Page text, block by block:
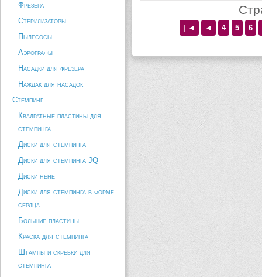
Фрезера
Стерилизаторы
Пылесосы
Аэрографы
Насадки для фрезера
Наждак для насадок
Стемпинг
Квадратные пластины для
стемпинга
Диски для стемпинга
Диски для стемпинга JQ
Диски hehe
Диски для стемпинга в форме
сердца
Большие пластины
Краска для стемпинга
Штампы и скребки для
стемпинга
| ◄ ◄ 4 5 6